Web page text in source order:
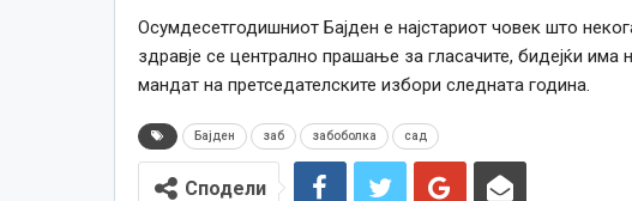
Осумдесетгодишниот Бајден е најстариот човек што
здравје се централно прашање за гласачите, бидејќи
мандат на претседателските избори следната година.
Бајден заб забоболка сад
Сподели